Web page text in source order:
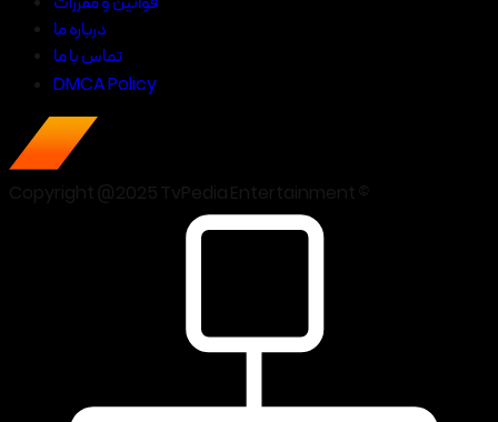
درباره ما
تماس با ما
DMCA Policy